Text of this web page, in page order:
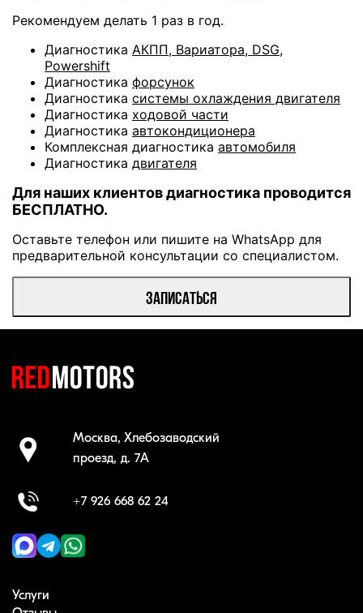
Рекомендуем делать 1 раз в год.
Диагностика АКПП, Вариатора, DSG,
Powershift
Диагностика форсунок
Диагностика системы охлаждения двигателя
Диагностика ходовой части
Диагностика автокондиционера
Комплексная диагностика автомобиля
Диагностика двигателя
Для наших клиентов диагностика проводится
БЕСПЛАТНО.
Оставьте телефон или пишите на WhatsApp для
предварительной консультации со специалистом.
ЗАПИСАТЬСЯ
Москва, Хлебозаводский
проезд, д. 7А
+7 926 668 62 24
Услуги